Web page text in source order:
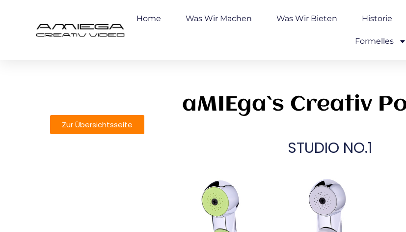
Home Was Wir Machen Was Wir Bieten Historie
Formelles
aMIEga`s Creativ
Zur Übersichtsseite
STUDIO NO.1